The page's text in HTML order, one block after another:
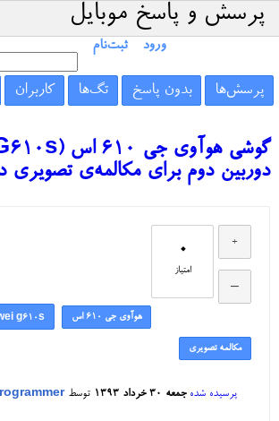
پرسش و پاسخ موبایل
ورود ثبت‌نام
پرسش‌ها بدون پاسخ تگ‌ها کاربران
دوربین دوم برای مکالمه‌ی تصویری
0
امتیاز
هوآوی جی ۶۱۰ اس g610s
مکالمه تصویری
پرسیده شده جمعه ۳۰ خرداد ۱۳۹۳ توسط